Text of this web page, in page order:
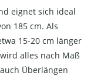
eignet sich ideal
185 cm. Als
15-20 cm länger
alles nach Maß
Überlängen